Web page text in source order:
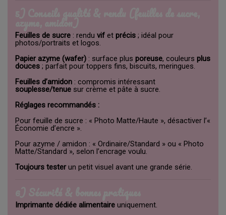
Feuilles de sucre : rendu vif et précis ; idéal pour
photos/portraits et logos.
Papier azyme (wafer) : surface plus poreuse, couleurs plus
douces ; parfait pour toppers fins, biscuits, meringues.
Feuilles d’amidon : compromis intéressant
souplesse/tenue sur crème et pâte à sucre.
Réglages recommandés :
Pour feuille de sucre : « Photo Matte/Haute », désactiver l’«
Économie d’encre ».
Pour azyme / amidon : « Ordinaire/Standard » ou « Photo
Matte/Standard », selon l’encrage voulu.
Toujours testerun petit visuel avant une grande série.
Imprimante dédiée alimentaire uniquement.